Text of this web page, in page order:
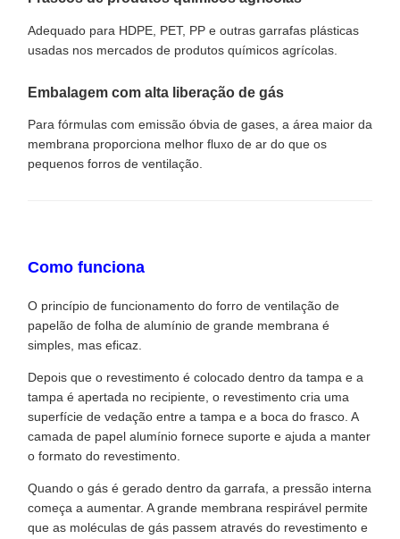
Adequado para HDPE, PET, PP e outras garrafas plásticas
usadas nos mercados de produtos químicos agrícolas.
Embalagem com alta liberação de gás
Para fórmulas com emissão óbvia de gases, a área maior da
membrana proporciona melhor fluxo de ar do que os
pequenos forros de ventilação.
Como funciona
O princípio de funcionamento do forro de ventilação de
papelão de folha de alumínio de grande membrana é
simples, mas eficaz.
Depois que o revestimento é colocado dentro da tampa e a
tampa é apertada no recipiente, o revestimento cria uma
superfície de vedação entre a tampa e a boca do frasco. A
camada de papel alumínio fornece suporte e ajuda a manter
o formato do revestimento.
Quando o gás é gerado dentro da garrafa, a pressão interna
começa a aumentar. A grande membrana respirável permite
que as moléculas de gás passem através do revestimento e